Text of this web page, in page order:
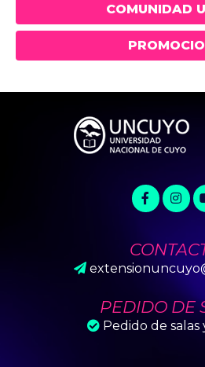
COMUNIDAD
PEDIDO DE
Pedido de salas